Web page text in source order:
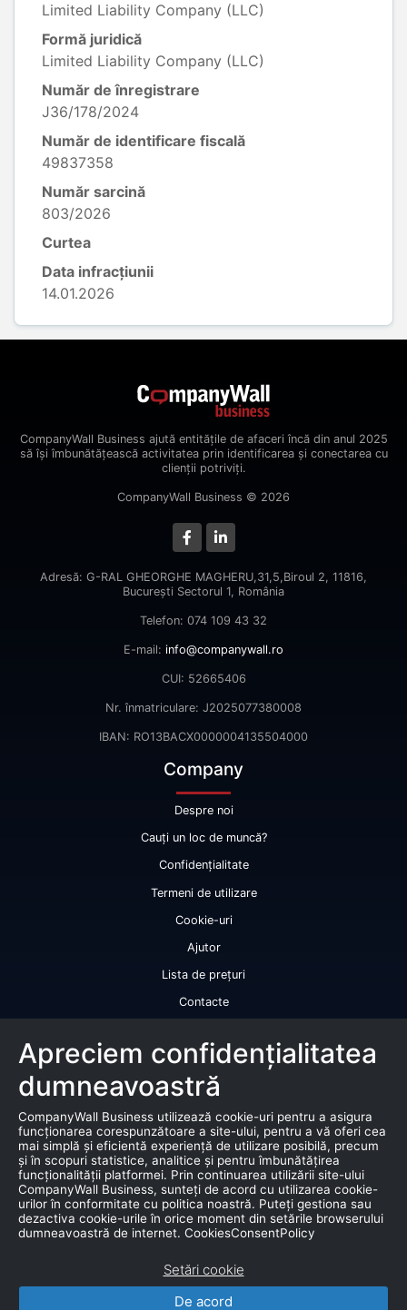
Limited Liability Company (LLC)
Formă juridică
Limited Liability Company (LLC)
Număr de înregistrare
J36/178/2024
Număr de identificare fiscală
49837358
Număr sarcină
803/2026
Curtea
Data infracțiunii
14.01.2026
CompanyWall Business ajută entitățile de afaceri încă din anul 2025
să își îmbunătățească activitatea prin identificarea și conectarea cu
clienții potriviți.
CompanyWall Business © 2026
Adresă: G-RAL GHEORGHE MAGHERU,31,5,Biroul 2, 11816,
Bucureşti Sectorul 1, România
Telefon: 074 109 43 32
E-mail: info@companywall.ro
CUI: 52665406
Nr. înmatriculare: J2025077380008
IBAN: RO13BACX0000004135504000
Company
Despre noi
Cauți un loc de muncă?
Confidențialitate
Termeni de utilizare
Cookie-uri
Ajutor
Lista de prețuri
Contacte
Serviciile noastre
Rating de credit
Raport de bonitate
Certificat de bonitate financiară
Produse
Falimente
Bază de date de marketing
Apreciem confidențialitatea
dumneavoastră
CompanyWall Business utilizează cookie-uri pentru a asigura
funcționarea corespunzătoare a site-ului, pentru a vă oferi cea
mai simplă și eficientă experiență de utilizare posibilă, precum
și în scopuri statistice, analitice și pentru îmbunătățirea
funcționalității platformei. Prin continuarea utilizării site-ului
CompanyWall Business, sunteți de acord cu utilizarea cookie-
urilor în conformitate cu politica noastră. Puteți gestiona sau
dezactiva cookie-urile în orice moment din setările browserului
dumneavoastră de internet. CookiesConsentPolicy
Setări cookie
De acord